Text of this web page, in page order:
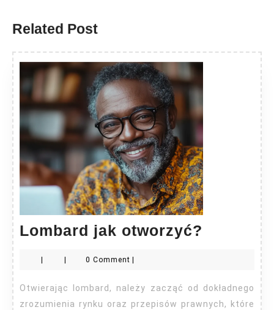
Related Post
Lombard jak otworzyć? Lombard
0 Comment
Otwierając lombard, należy zacząć od dokładnego
zrozumienia rynku oraz przepisów prawnych, które